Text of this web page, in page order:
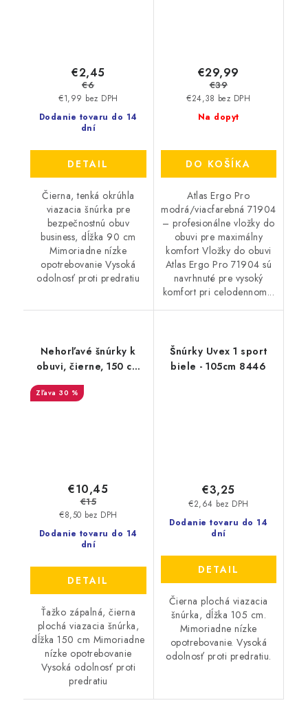
Dodanie tovaru do 14
dní
€1,99 bez DPH
€2,45
€6
DETAIL
Čierna, tenká okrúhla
viazacia šnúrka pre
bezpečnostnú obuv
business, dĺžka 90 cm
Mimoriadne nízke
opotrebovanie Vysoká
odolnosť proti predratiu
Na dopyt
€24,38 bez DPH
€29,99
€39
DO KOŠÍKA
Atlas Ergo Pro
modrá/viacfarebná 71904
– profesionálne vložky do
obuvi pre maximálny
komfort Vložky do obuvi
Atlas Ergo Pro 71904 sú
navrhnuté pre vysoký
komfort pri celodennom...
Nehorľavé šnúrky k
obuvi, čierne, 150 cm
30 %
Dodanie tovaru do 14
dní
€8,50 bez DPH
€10,45
€15
DETAIL
Ťažko zápalná, čierna
plochá viazacia šnúrka,
dĺžka 150 cm Mimoriadne
nízke opotrebovanie
Vysoká odolnosť proti
predratiu
Šnúrky Uvex 1 sport
biele - 105cm 8446
Dodanie tovaru do 14
dní
€2,64 bez DPH
€3,25
DETAIL
Čierna plochá viazacia
šnúrka, dĺžka 105 cm.
Mimoriadne nízke
opotrebovanie. Vysoká
odolnosť proti predratiu.